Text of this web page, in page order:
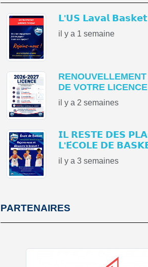
𝗟'𝗨𝗦 𝗟𝗮𝘃𝗮𝗹
il y a 1 semaine
DE VOTRE LICENCE
il y a 2 semaines
𝗜𝗟 𝗥𝗘𝗦𝗧𝗘 𝗗𝗘𝗦
𝗟'𝗘́𝗖𝗢𝗟𝗘 𝗗𝗘
il y a 3 semaines
PARTENAIRES